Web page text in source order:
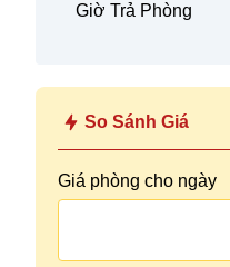
Giờ Trả Phòng
So Sánh Giá
Giá phòng cho ngày